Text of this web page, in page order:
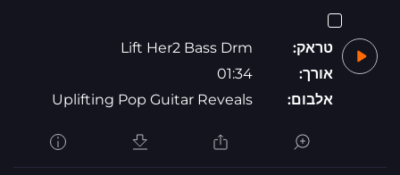
טראק:
Lift Her2 Bass Drm
אורך:
01:34
אלבום:
Uplifting Pop Guitar Reveals